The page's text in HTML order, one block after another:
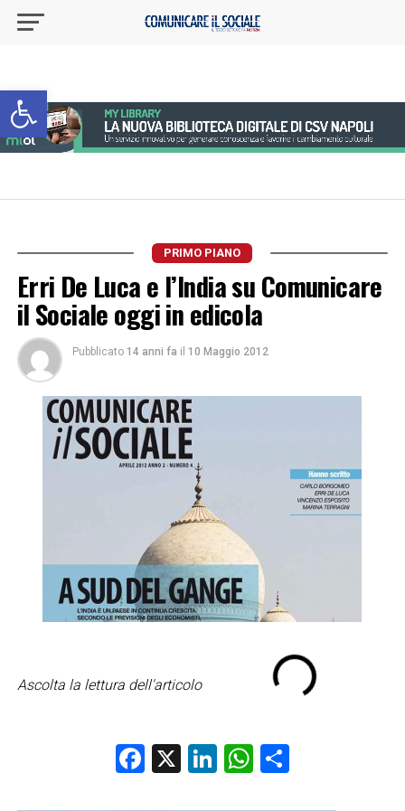
Apri la barra degli strumenti
PRIMO PIANO
Erri De Luca e l’India su Comunicare
il Sociale oggi in edicola
Pubblicato 14 anni fa il 10 Maggio 2012
Ascolta la lettura dell'articolo
Facebook
X LinkedIn
WhatsApp
Condividi